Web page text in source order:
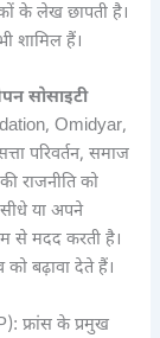
के लेख छापती है।
शामिल हैं।
सोसाइटी
Omidyar,
परिवर्तन, समाज
राजनीति को
या अपने
से मदद करती है।
बढ़ावा देते हैं।
फ्रांस के प्रमुख